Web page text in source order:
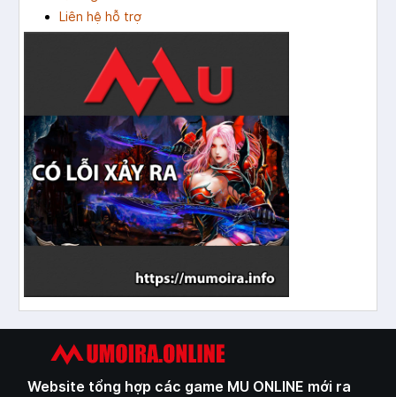
Liên hệ hỗ trợ
Website tổng hợp các game MU ONLINE mới ra